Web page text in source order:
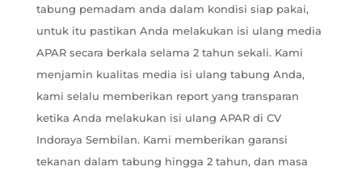
tabung pemadam anda dalam kondisi siap pakai,
untuk itu pastikan Anda melakukan isi ulang media
APAR secara berkala selama 2 tahun sekali. Kami
menjamin kualitas media isi ulang tabung Anda,
kami selalu memberikan report yang transparan
ketika Anda melakukan isi ulang APAR di CV
Indoraya Sembilan. Kami memberikan garansi
tekanan dalam tabung hingga 2 tahun, dan masa